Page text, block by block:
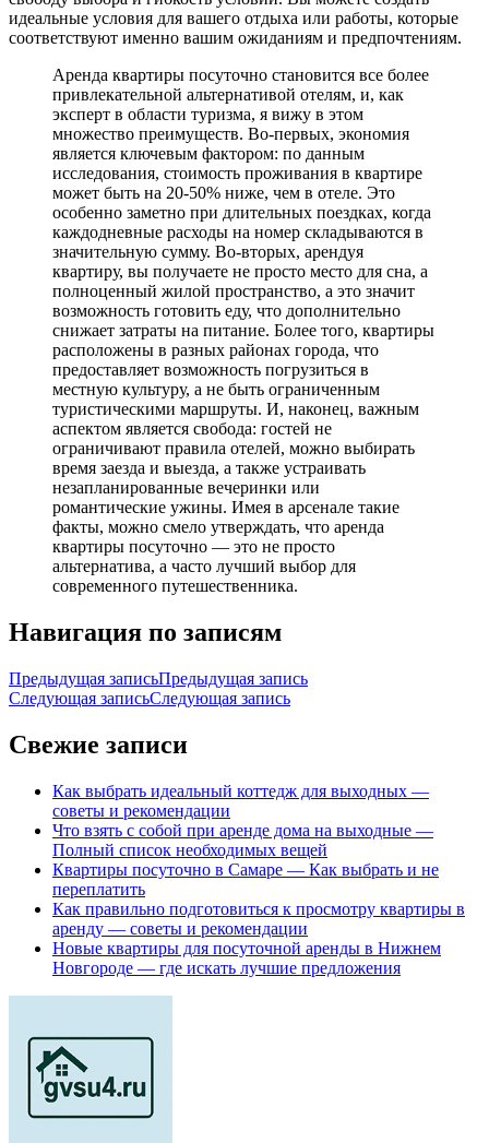
идеальные условия для вашего отдыха или работы, которые
соответствуют именно вашим ожиданиям и предпочтениям.
Аренда квартиры посуточно становится все более
привлекательной альтернативой отелям, и, как
эксперт в области туризма, я вижу в этом
множество преимуществ. Во-первых, экономия
является ключевым фактором: по данным
исследования, стоимость проживания в квартире
может быть на 20-50% ниже, чем в отеле. Это
особенно заметно при длительных поездках, когда
каждодневные расходы на номер складываются в
значительную сумму. Во-вторых, арендуя
квартиру, вы получаете не просто место для сна, а
полноценный жилой пространство, а это значит
возможность готовить еду, что дополнительно
снижает затраты на питание. Более того, квартиры
расположены в разных районах города, что
предоставляет возможность погрузиться в
местную культуру, а не быть ограниченным
туристическими маршруты. И, наконец, важным
аспектом является свобода: гостей не
ограничивают правила отелей, можно выбирать
время заезда и выезда, а также устраивать
незапланированные вечеринки или
романтические ужины. Имея в арсенале такие
факты, можно смело утверждать, что аренда
квартиры посуточно — это не просто
альтернатива, а часто лучший выбор для
современного путешественника.
Навигация по записям
Предыдущая записьПредыдущая запись
Следующая записьСледующая запись
Свежие записи
Как выбрать идеальный коттедж для выходных —
советы и рекомендации
Что взять с собой при аренде дома на выходные —
Полный список необходимых вещей
Квартиры посуточно в Самаре — Как выбрать и не
переплатить
Как правильно подготовиться к просмотру квартиры в
аренду — советы и рекомендации
Новые квартиры для посуточной аренды в Нижнем
Новгороде — где искать лучшие предложения